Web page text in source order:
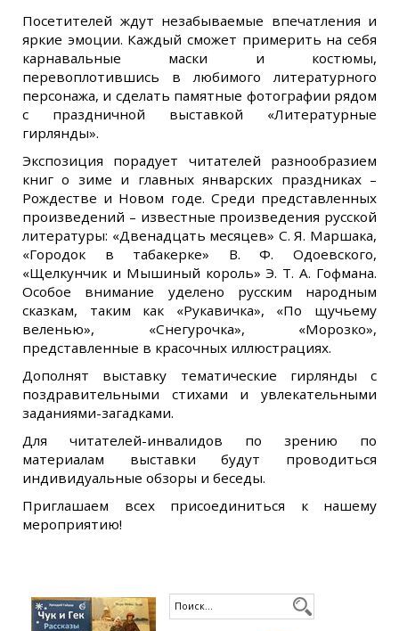
Посетителей ждут незабываемые впечатления и
яркие эмоции. Каждый сможет примерить на себя
карнавальные маски и костюмы,
перевоплотившись в любимого литературного
персонажа, и сделать памятные фотографии рядом
с праздничной выставкой «Литературные
гирлянды».
Экспозиция порадует читателей разнообразием
книг о зиме и главных январских праздниках –
Рождестве и Новом годе. Среди представленных
произведений – известные произведения русской
литературы: «Двенадцать месяцев» С. Я. Маршака,
«Городок в табакерке» В. Ф. Одоевского,
«Щелкунчик и Мышиный король» Э. Т. А. Гофмана.
Особое внимание уделено русским народным
сказкам, таким как «Рукавичка», «По щучьему
веленью», «Снегурочка», «Морозко»,
представленные в красочных иллюстрациях.
Дополнят выставку тематические гирлянды с
поздравительными стихами и увлекательными
заданиями-загадками.
Для читателей-инвалидов по зрению по
материалам выставки будут проводиться
индивидуальные обзоры и беседы.
Приглашаем всех присоединиться к нашему
мероприятию!